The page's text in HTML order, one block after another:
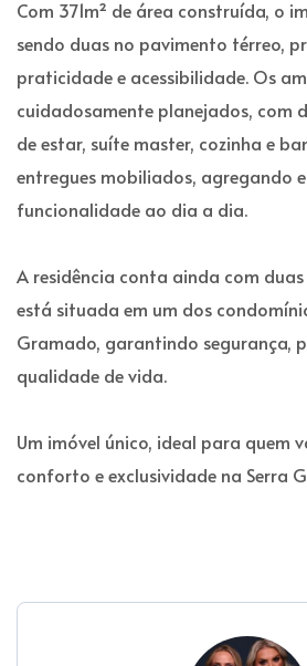
Com 371m² de área construída, o
sendo duas no pavimento térreo,
praticidade e acessibilidade. Os
cuidadosamente planejados, com
de estar, suíte master, cozinha e
entregues mobiliados, agregando
funcionalidade ao dia a dia.
A residência conta ainda com
está situada em um dos
Gramado, garantindo segurança,
qualidade de vida.
Um imóvel único, ideal para quem
conforto e exclusividade na Serra